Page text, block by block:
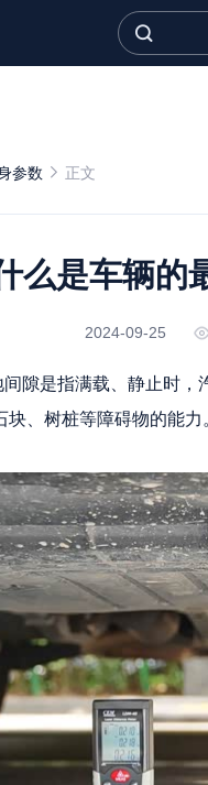
参数 正文
么是车辆的
2024-09-25
隙是指满载、静止时，
块、树桩等障碍物的能力